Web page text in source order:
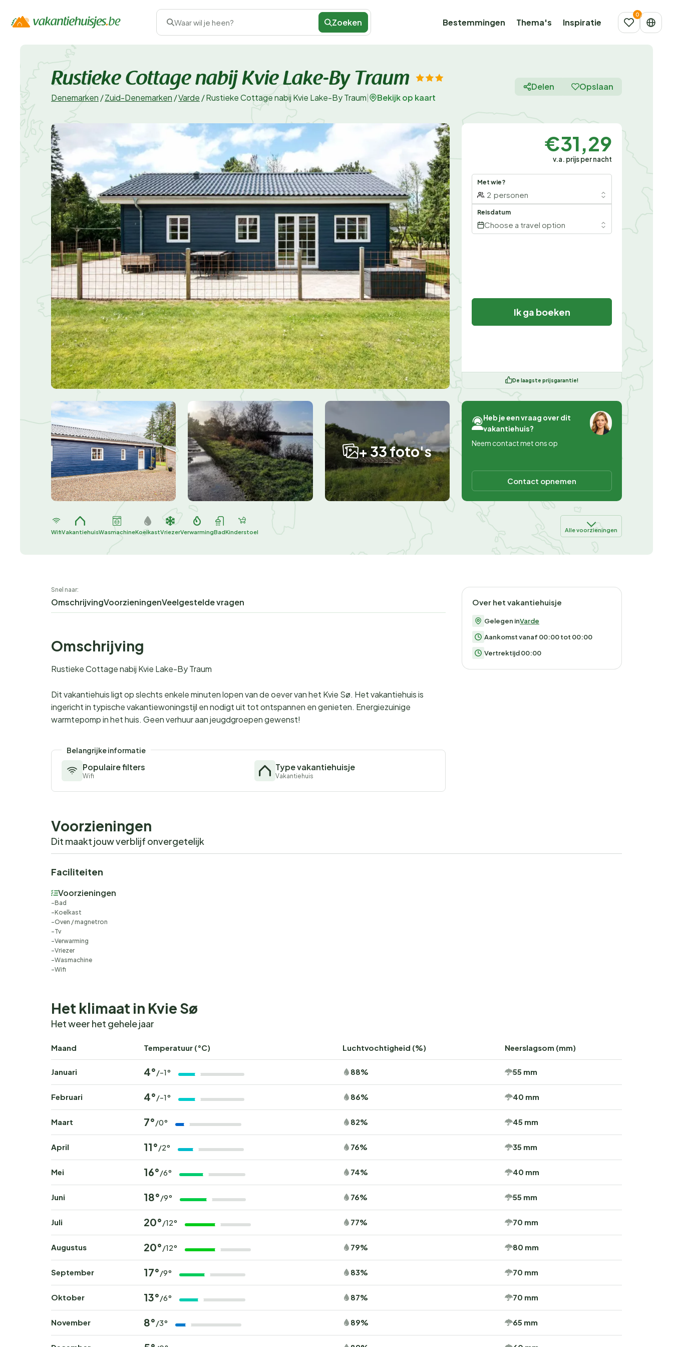
Waar wil je heen? Zoeken Bestemmingen Thema's Inspiratie
Rustieke Cottage nabij Kvie Lake-By Traum
Denemarken /Zuid-Denemarken /Varde /Rustieke Cottage nabij Kvie Lake-By Traum Bekijk op kaart
Delen Opslaan
+ 33 foto's
€31,29
v.a. prijs per nacht
Met wie?
2 personen
Reisdatum
Choose a travel option
Ik ga boeken
De laagste prijsgarantie!
Heb je een vraag over dit
vakantiehuis?
Neem contact met ons op
Contact opnemen
WifiVakantiehuisWasmachineKoelkastVriezerVerwarmingBadKinderstoel Alle voorzieningen
Snel naar:
OmschrijvingVoorzieningenVeelgestelde vragen
Omschrijving
Rustieke Cottage nabij Kvie Lake-By Traum
Dit vakantiehuis ligt op slechts enkele minuten lopen van de oever van het Kvie Sø. Het vakantiehuis is
ingericht in typische vakantiewoningstijl en nodigt uit tot ontspannen en genieten. Energiezuinige
warmtepomp in het huis. Geen verhuur aan jeugdgroepen gewenst!
Belangrijke informatie
Populaire filters
Wifi
Type vakantiehuisje
Vakantiehuis
Over het vakantiehuisje
Gelegen inVarde
Aankomst vanaf 00:00 tot 00:00
Vertrektijd 00:00
Voorzieningen
Dit maakt jouw verblijf onvergetelijk
Faciliteiten
Voorzieningen
Bad
Koelkast
Oven / magnetron
Tv
Verwarming
Vriezer
Wasmachine
Wifi
Het klimaat in Kvie Sø
Het weer het gehele jaar
Maand Temperatuur (°C) Luchtvochtigheid (%) Neerslagsom (mm)
Januari 4° /-1° 88% 55 mm
Februari 4° /-1° 86% 40 mm
Maart 7° /0° 82% 45 mm
April 11° /2° 76% 35 mm
Mei 16° /6° 74% 40 mm
Juni 18° /9° 76% 55 mm
Juli 20° /12° 77% 70 mm
Augustus 20° /12° 79% 80 mm
September 17° /9° 83% 70 mm
Oktober 13° /6° 87% 70 mm
November 8° /3° 89% 65 mm